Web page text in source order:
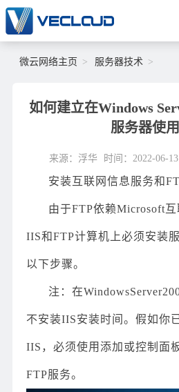
微云网络主页 服务器技术
如何建立在Windows
服务器使
来源：浮华 时间：2022-06-
安装互联网信息服务和
由于FTP依赖Microsoft互
IIS和FTP计算机上必须安装
以下步骤。
注：在
不安装IIS安装时间。假如你
IIS，必须使用添加或控制面
FTP服务。